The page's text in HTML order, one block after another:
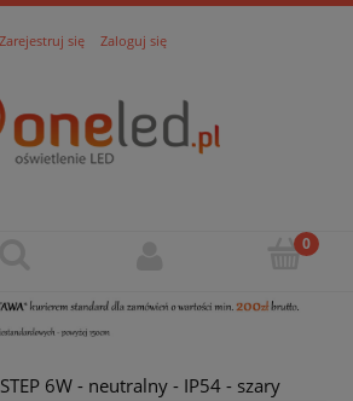
Zarejestruj się Zaloguj się
6W - neutralny - IP54 - szary